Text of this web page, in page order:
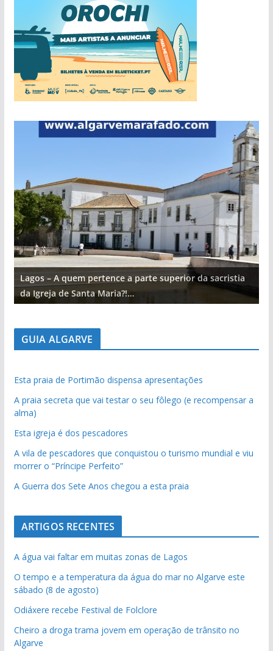
Lagos – A quem pertence a parte superior da sacristia
da Igreja de Santa Maria?!…
GUIA ALGARVE
Esta praia de Portimão dispensa apresentações
A praia secreta que vai testar o seu fôlego (e recompensar a
alma)
Esta igreja é dos pescadores
A vila de pescadores que conquistou o turismo mundial e viu
morrer o “Príncipe Perfeito”
A Guerra dos Sete Anos chegou a esta praia
ARTIGOS RECENTES
A água vai faltar em muitas zonas de Lagos
O tempo e a temperatura da água do mar no Algarve este
sábado (8 de agosto)
Odiáxere recebe Festival de Folclore
Cheiro a droga trama jovem em operação de trânsito no
Algarve